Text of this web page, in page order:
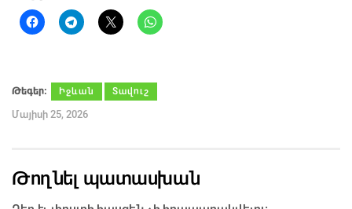
Թեգեր։ Իջևան Տավուշ
Մայիսի 25, 2026
Թողնել պատասխան